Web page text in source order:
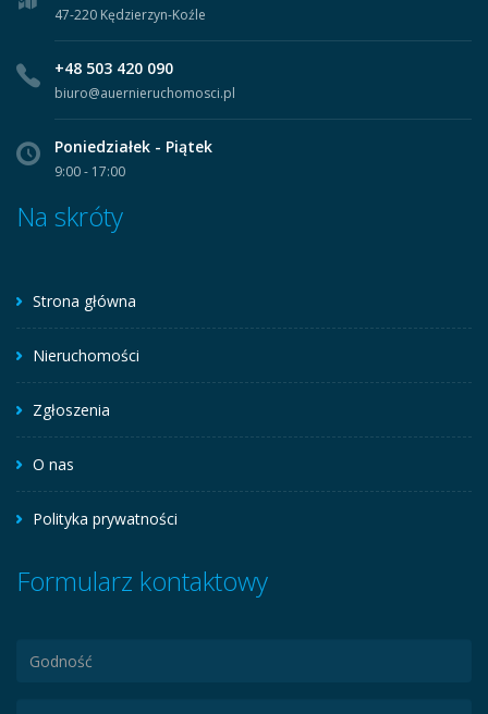
47-220 Kędzierzyn-Koźle
+48 503 420 090
biuro@auernieruchomosci.pl
Poniedziałek - Piątek
9:00 - 17:00
Na skróty
Strona główna
Nieruchomości
Zgłoszenia
O nas
Polityka prywatności
Formularz kontaktowy